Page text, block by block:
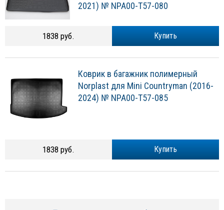
2021) № NPA00-T57-080
Купить
1838 руб.
Коврик в багажник полимерный
Norplast для Mini Countryman (2016-
2024) № NPA00-T57-085
Купить
1838 руб.